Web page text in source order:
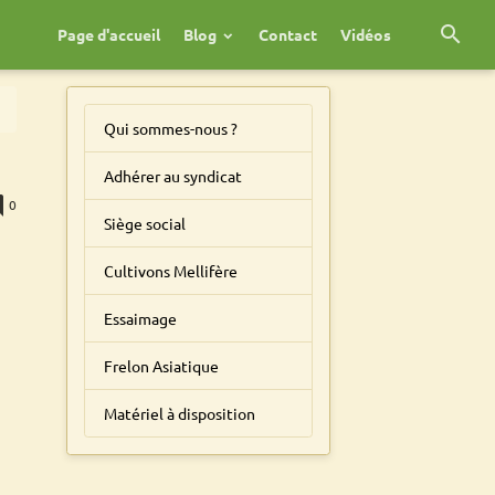
Page d'accueil Blog Contact Vidéos
0
Qui sommes-nous ?
Adhérer au syndicat
Siège social
Cultivons Mellifère
Essaimage
Frelon Asiatique
Matériel à disposition